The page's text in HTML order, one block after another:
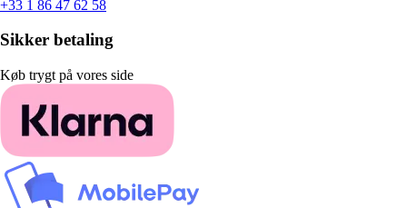
+33 1 86 47 62 58
Sikker betaling
Køb trygt på vores side